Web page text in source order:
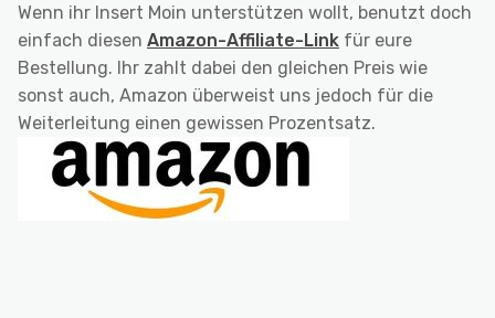
Wenn ihr Insert Moin unterstützen wollt, benutzt doch
einfach diesen Amazon-Affiliate-Link für eure
Bestellung. Ihr zahlt dabei den gleichen Preis wie
sonst auch, Amazon überweist uns jedoch für die
Weiterleitung einen gewissen Prozentsatz.